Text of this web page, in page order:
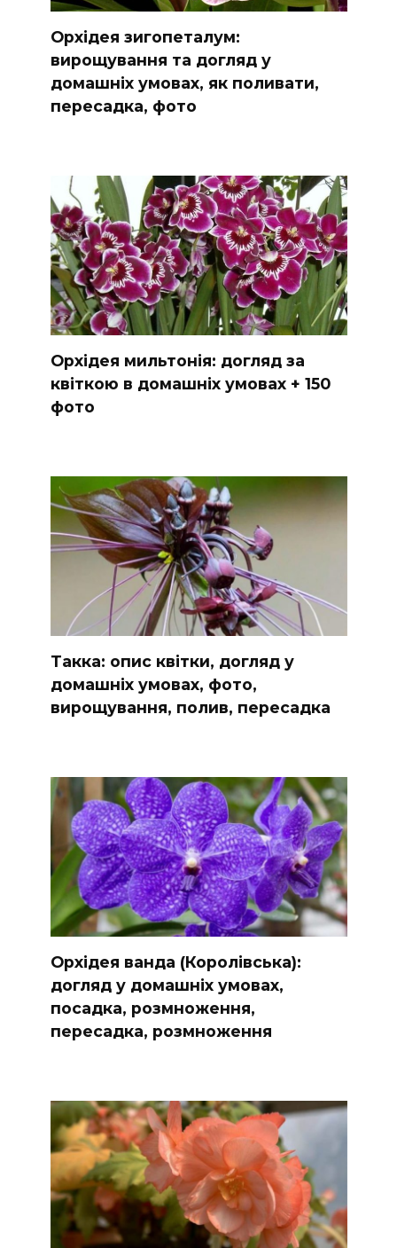
Орхідея зигопеталум:
вирощування та догляд у
домашніх умовах, як поливати,
пересадка, фото
Орхідея мильтонія: догляд за
квіткою в домашніх умовах + 150
фото
Такка: опис квітки, догляд у
домашніх умовах, фото,
вирощування, полив, пересадка
Орхідея ванда (Королівська):
догляд у домашніх умовах,
посадка, розмноження,
пересадка, розмноження